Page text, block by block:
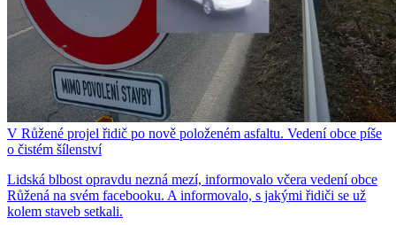
V Růžené projel řidič po nově položeném asfaltu. Vedení obce píše
o čistém šílenství
Lidská blbost opravdu nezná mezí, informovalo včera vedení obce
Růžená na svém facebooku. A informovalo, s jakými řidiči se už
kolem staveb setkali.